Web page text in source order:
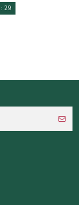
: 28